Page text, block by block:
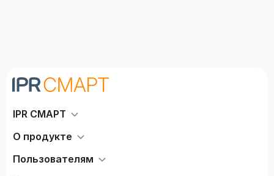
IPR СМАРТ
О продукте
Пользователям